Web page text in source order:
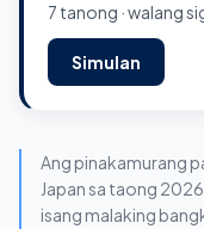
7 tanong · walang
Simulan
Ang pinakamurang
Japan sa taong
isang malaking